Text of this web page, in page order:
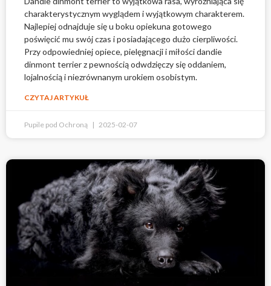
charakterystycznym wyglądem i wyjątkowym charakterem.
Najlepiej odnajduje się u boku opiekuna gotowego
poświęcić mu swój czas i posiadającego dużo cierpliwości.
Przy odpowiedniej opiece, pielęgnacji i miłości dandie
dinmont terrier z pewnością odwdzięczy się oddaniem,
lojalnością i niezrównanym urokiem osobistym.
CZYTAJ ARTYKUŁ
Pupile pod Ochroną 2025-02-07